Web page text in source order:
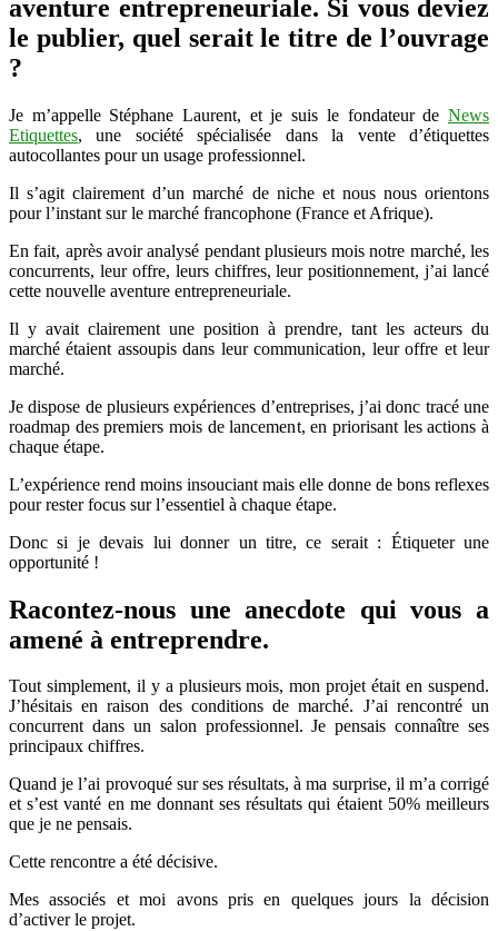
aventure entrepreneuriale. Si vous deviez
le publier, quel serait le titre de l’ouvrage
?
Je m’appelle Stéphane Laurent, et je suis le fondateur de News
Etiquettes, une société spécialisée dans la vente d’étiquettes
autocollantes pour un usage professionnel.
Il s’agit clairement d’un marché de niche et nous nous orientons
pour l’instant sur le marché francophone (France et Afrique).
En fait, après avoir analysé pendant plusieurs mois notre marché, les
concurrents, leur offre, leurs chiffres, leur positionnement, j’ai lancé
cette nouvelle aventure entrepreneuriale.
Il y avait clairement une position à prendre, tant les acteurs du
marché étaient assoupis dans leur communication, leur offre et leur
marché.
Je dispose de plusieurs expériences d’entreprises, j’ai donc tracé une
roadmap des premiers mois de lancement, en priorisant les actions à
chaque étape.
L’expérience rend moins insouciant mais elle donne de bons reflexes
pour rester focus sur l’essentiel à chaque étape.
Donc si je devais lui donner un titre, ce serait : Étiqueter une
opportunité !
Racontez-nous une anecdote qui vous a
amené à entreprendre.
Tout simplement, il y a plusieurs mois, mon projet était en suspend.
J’hésitais en raison des conditions de marché. J’ai rencontré un
concurrent dans un salon professionnel. Je pensais connaître ses
principaux chiffres.
Quand je l’ai provoqué sur ses résultats, à ma surprise, il m’a corrigé
et s’est vanté en me donnant ses résultats qui étaient 50% meilleurs
que je ne pensais.
Cette rencontre a été décisive.
Mes associés et moi avons pris en quelques jours la décision
d’activer le projet.